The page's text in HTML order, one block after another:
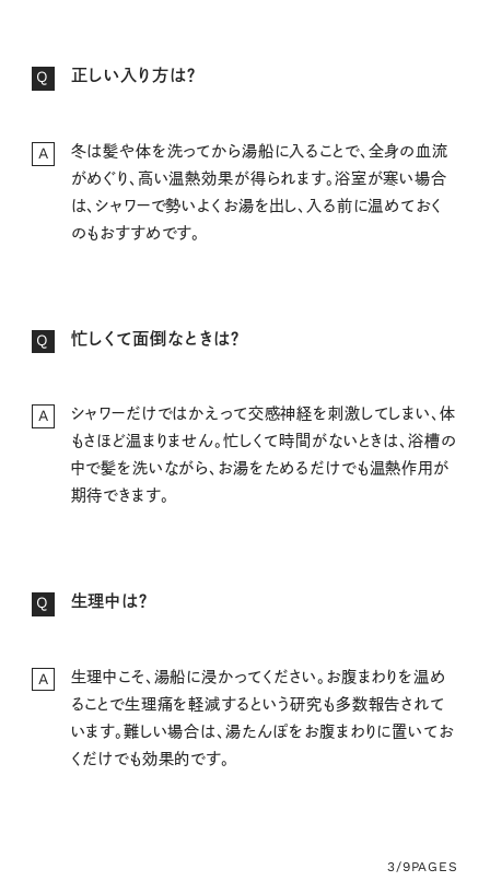
Q 正しい入り方は？
A
冬は髪や体を洗ってから湯船に入ることで、全身の血流
がめぐり、高い温熱効果が得られます。浴室が寒い場合
は、シャワーで勢いよくお湯を出し、入る前に温めておく
のもおすすめです。
Q 忙しくて面倒なときは？
A
シャワーだけではかえって交感神経を刺激してしまい、体
もさほど温まりません。忙しくて時間がないときは、浴槽の
中で髪を洗いながら、お湯をためるだけでも温熱作用が
期待できます。
Q 生理中は？
A
生理中こそ、湯船に浸かってください。お腹まわりを温め
ることで生理痛を軽減するという研究も多数報告されて
います。難しい場合は、湯たんぽをお腹まわりに置いてお
くだけでも効果的です。
3/9PAGES